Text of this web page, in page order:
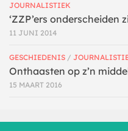
JOURNALISTIEK
‘ZZP’ers onderscheiden
11 JUNI 2014
GESCHIEDENIS /
Onthaasten op z’n
15 MAART 2016